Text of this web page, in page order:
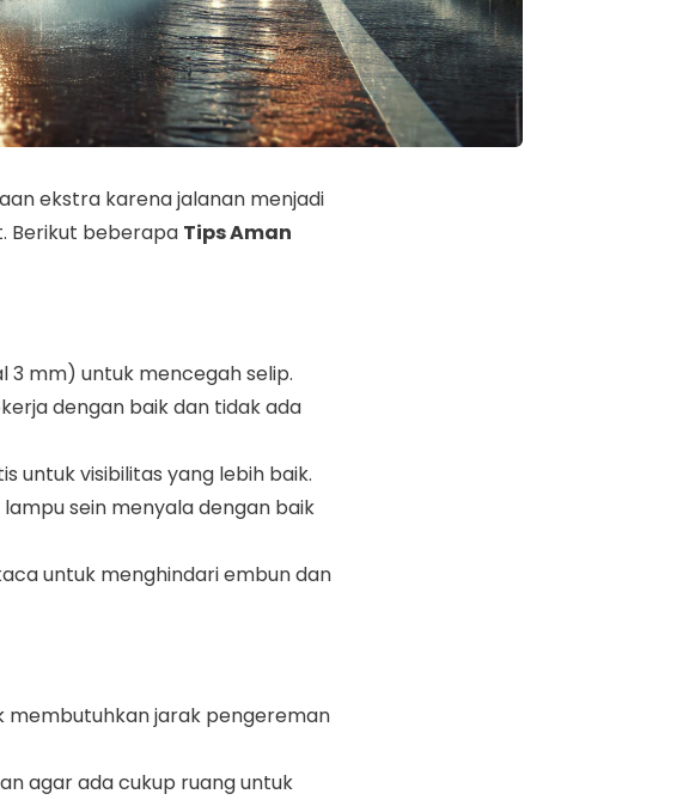
ekstra karena jalanan menjadi
Berikut beberapa Tips Aman
3 mm) untuk mencegah selip.
dengan baik dan tidak ada
untuk visibilitas yang lebih baik.
sein menyala dengan baik
untuk menghindari embun dan
membutuhkan jarak pengereman
agar ada cukup ruang untuk